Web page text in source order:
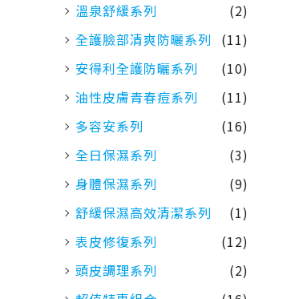
溫泉舒緩系列
(2)
全護臉部清爽防曬系列
(11)
安得利全護防曬系列
(10)
油性皮膚青春痘系列
(11)
多容安系列
(16)
全日保濕系列
(3)
身體保濕系列
(9)
舒緩保濕高效清潔系列
(1)
表皮修復系列
(12)
頭皮調理系列
(2)